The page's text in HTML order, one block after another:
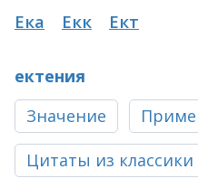
Ека
Екк Ект
ектения
Значение
Цитаты из классики